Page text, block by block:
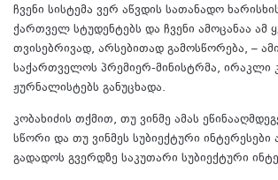
ჩვენი სისტემა ვერ აწვდის სათანადო
ქართველ სტუდენტებს და ჩვენი ამოცანაა ამ
თვისებრივად, არსებითად გამოსწორება, –
საქართველოს პრემიერ-მინისტრმა, ირაკლი
ჟურნალისტებს განუცხადა.
კობახიძის თქმით, თუ ვინმე ამას
სწორი და თუ ვინმეს სუბიექტური ინტერესები
გადადოს გვერდზე საკუთარი სუბიექტური